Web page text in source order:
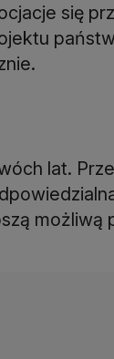
się
lat.
możliwą